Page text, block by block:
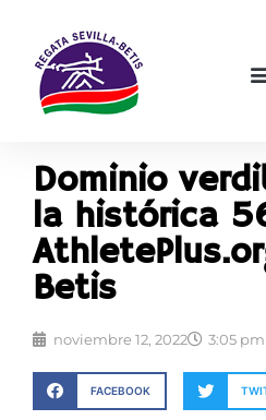
Dominio
la histórica
Betis
noviembre 12, 2022 3:05 pm
FACEBOOK